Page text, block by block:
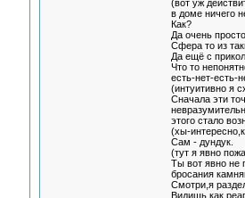
(вот уж
в доме ничего
Как?
Да очень просто.
Сфера то из
Да ещё с
Что то
есть-нет-есть-
(интуитивно я
Сначала эти
этого стало
(хы-
Сам - дундук.
(тут я явно
Ты вот явно не
бросания
Смотри,я
Видишь как